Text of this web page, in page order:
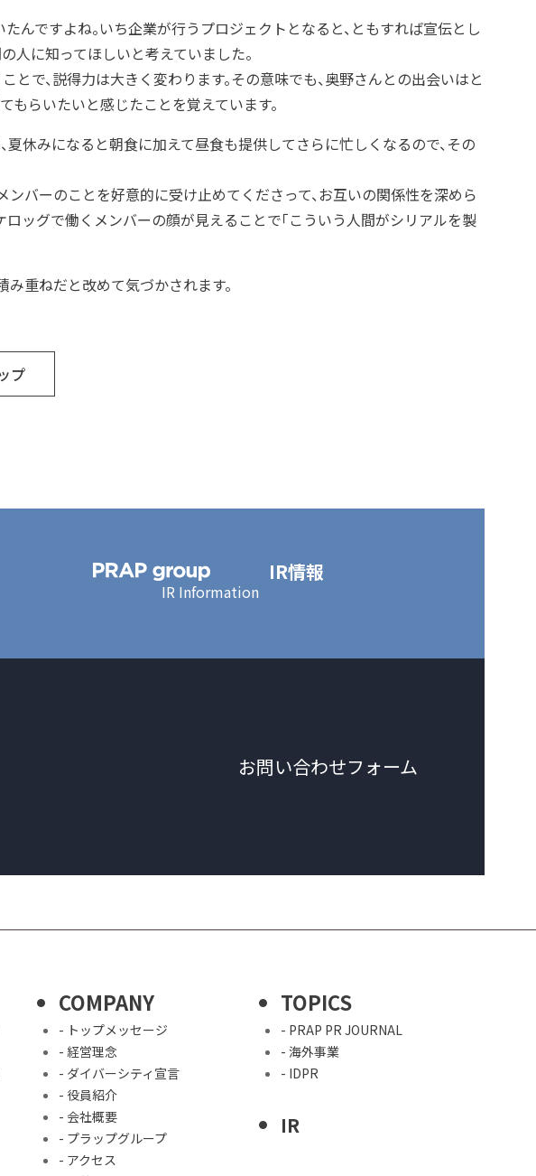
んですよね。いち企業が行うプロジェクトとなると、ともすれば宣伝とし
人に知ってほしいと考えていました。
で、説得力は大きく変わります。その意味でも、奥野さんとの出会いはと
らいたいと感じたことを覚えています。
休みになると朝食に加えて昼食も提供してさらに忙しくなるので、その
バーのことを好意的に受け止めてくださって、お互いの関係性を深めら
ッグで働くメンバーの顔が見えることで「こういう人間がシリアルを製
重ねだと改めて気づかされます。
プ
IR情報
IR Information
お問い合わせフォーム
COMPANY
- トップメッセージ
- 経営理念
- ダイバーシティ宣言
- 役員紹介
- 会社概要
- プラップグループ
- アクセス
TOPICS
- PRAP PR JOURNAL
- 海外事業
- IDPR
IR